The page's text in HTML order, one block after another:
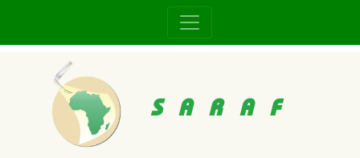
SARAF